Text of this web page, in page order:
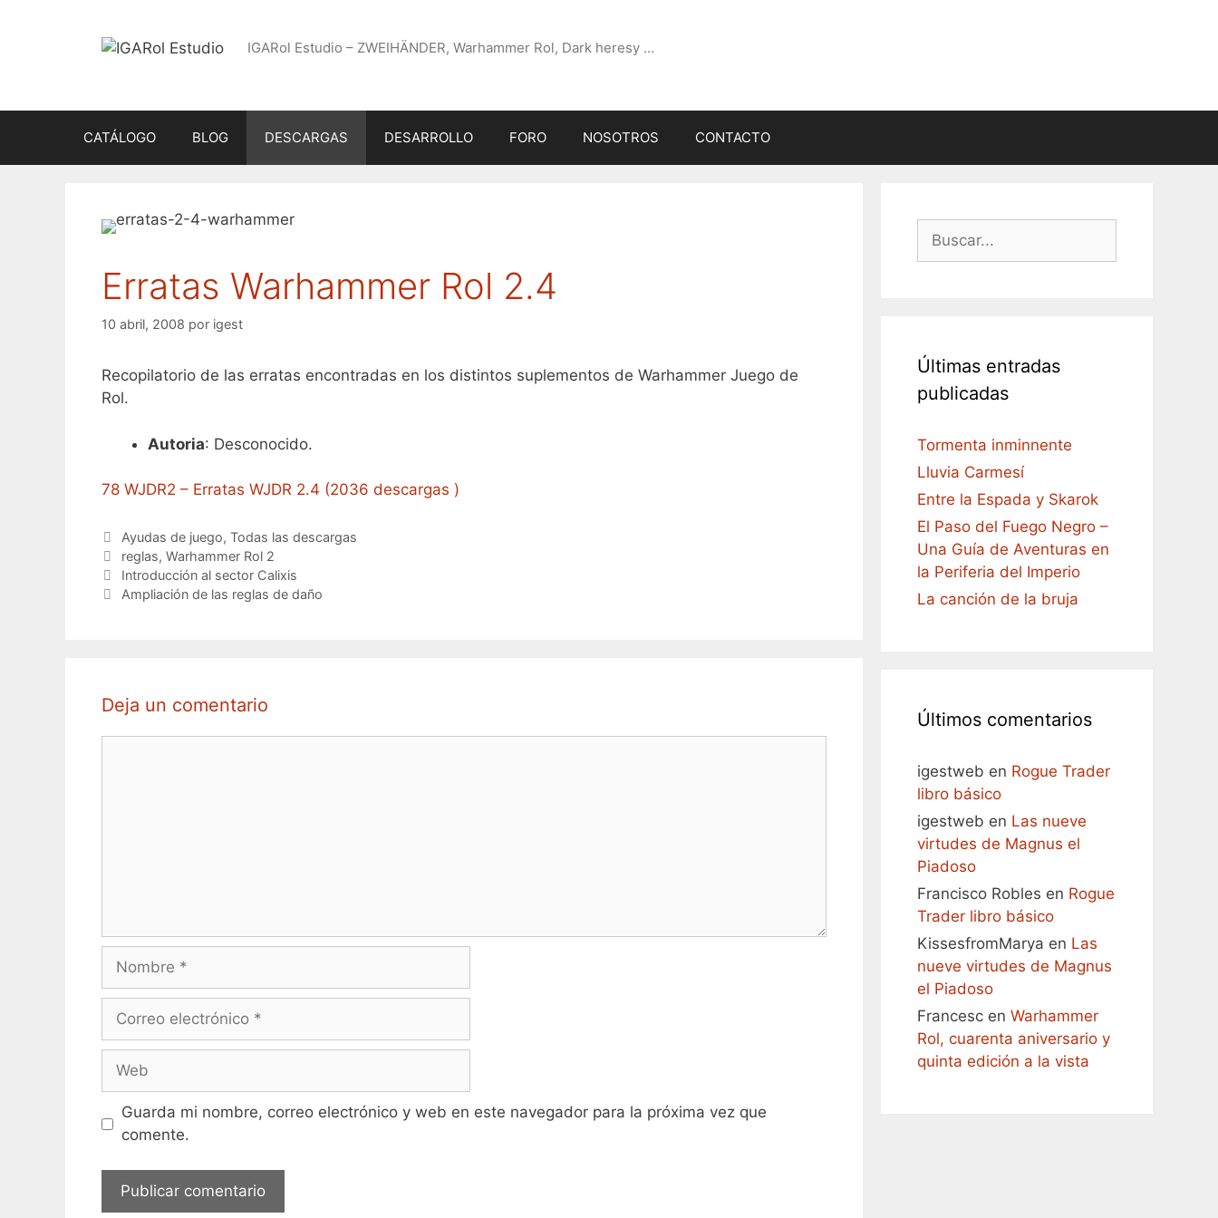
IGARol Estudio – ZWEIHÄNDER, Warhammer Rol, Dark heresy …
CATÁLOGO BLOG DESCARGAS DESARROLLO FORO NOSOTROS CONTACTO
Erratas Warhammer Rol 2.4
10 abril, 2008 por igest
Recopilatorio de las erratas encontradas en los distintos suplementos de Warhammer Juego de
Rol.
Autoria: Desconocido.
78 WJDR2 – Erratas WJDR 2.4 (2036 descargas )
Categorías
Ayudas de juego, Todas las descargas
Etiquetas
reglas, Warhammer Rol 2
Introducción al sector Calixis
Ampliación de las reglas de daño
Deja un comentario
Nombre
Correo
Web
Guarda mi nombre, correo electrónico y web en este navegador para la próxima vez que
comente.
Buscar:
Últimas entradas
publicadas
Tormenta inminnente
Lluvia Carmesí
Entre la Espada y Skarok
El Paso del Fuego Negro –
Una Guía de Aventuras en
la Periferia del Imperio
La canción de la bruja
Últimos comentarios
igestweb en Rogue Trader
libro básico
igestweb en Las nueve
virtudes de Magnus el
Piadoso
Francisco Robles en Rogue
Trader libro básico
KissesfromMarya en Las
nueve virtudes de Magnus
el Piadoso
Francesc en Warhammer
Rol, cuarenta aniversario y
quinta edición a la vista